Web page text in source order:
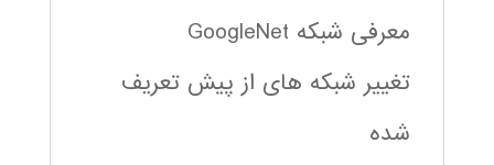
معرفی شبکه GoogleNet
تغییر شبکه های از پیش تعریف
شده